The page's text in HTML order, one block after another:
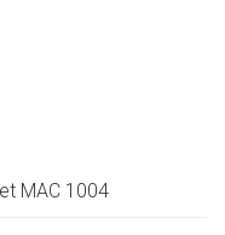
MAC 1004